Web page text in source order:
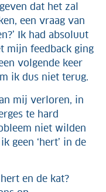
dat het zal
een vraag van
Ik had absoluut
mijn feedback ging
volgende keer
ik dus niet terug.
mij verloren, in
te hard
niet wilden
geen ‘hert’ in de
en de kat?